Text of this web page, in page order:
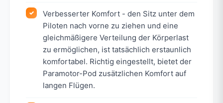
Verbesserter Komfort - den Sitz unter dem
Piloten nach vorne zu ziehen und eine
gleichmäßigere Verteilung der Körperlast
zu ermöglichen, ist tatsächlich erstaunlich
komfortabel. Richtig eingestellt, bietet der
Paramotor-Pod zusätzlichen Komfort auf
langen Flügen.